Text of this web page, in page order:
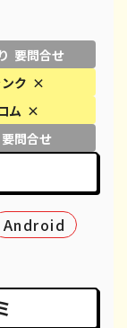
¥18,100
¥20,600
¥26,100
¥9,100
¥12,100
要問合せ
ンク ×
ム ×
問合せ
Android